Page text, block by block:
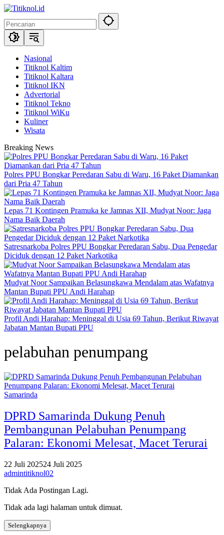
Langsung
konten
Nasional
Titiknol Kaltim
Titiknol Kaltara
Titiknol IKN
Advertorial
Titiknol Tekno
Titiknol WiKu
Kuliner
Wisata
Breaking News
Polres PPU Bongkar Peredaran Sabu di Waru, 16 Paket Diamankan
dari Pria 47 Tahun
Lepas 71 Kontingen Pramuka ke Jamnas XII, Mudyat Noor: Jaga
Nama Baik Daerah
Satresnarkoba Polres PPU Bongkar Peredaran Sabu, Dua Pengedar
Diciduk dengan 12 Paket Narkotika
Mudyat Noor Sampaikan Belasungkawa Mendalam atas Wafatnya
Mantan Bupati PPU Andi Harahap
Profil Andi Harahap: Meninggal di Usia 69 Tahun, Berikut Riwayat
Jabatan Mantan Bupati PPU
pelabuhan penumpang
Samarinda
DPRD Samarinda Dukung Penuh
Pembangunan Pelabuhan Penumpang
Palaran: Ekonomi Melesat, Macet Terurai
22 Juli 202524 Juli 2025
admintitiknol02
Tidak Ada Postingan Lagi.
Tidak ada lagi halaman untuk dimuat.
Selengkapnya